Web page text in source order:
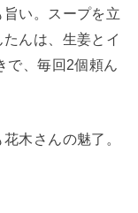
い。スープを立
んは、生姜とイ
で、毎回2個頼ん
木さんの魅了。